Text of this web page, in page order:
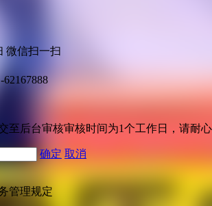
微信扫一扫
62167888
至后台审核审核时间为1个工作日，请耐
确定 取消
管理规定